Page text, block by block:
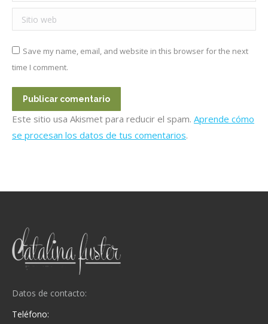
Sitio web
Save my name, email, and website in this browser for the next
time I comment.
Publicar comentario
Este sitio usa Akismet para reducir el spam. Aprende cómo
se procesan los datos de tus comentarios.
Datos de contacto:
Teléfono: